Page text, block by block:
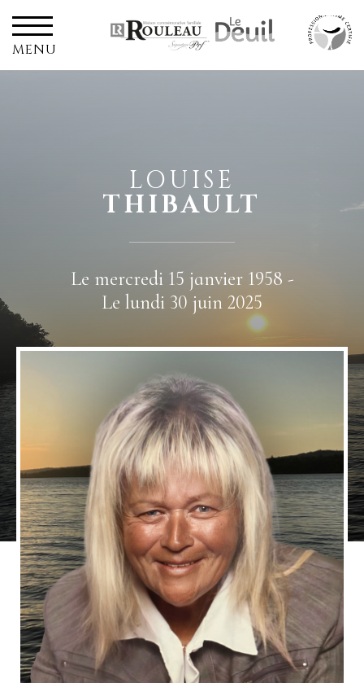
MENU
LOUISE
THIBAULT
Le mercredi 15 janvier 1958 -
Le lundi 30 juin 2025